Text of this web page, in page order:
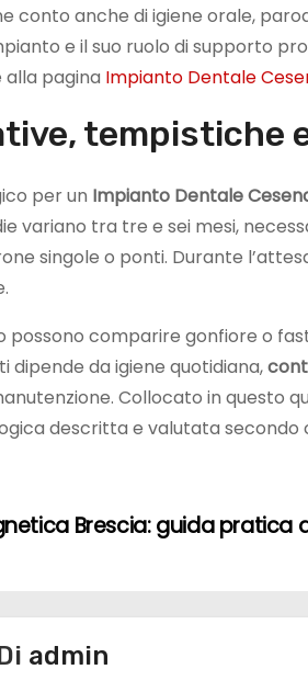
conto anche di igiene orale,
e il suo ruolo di supporto
pagina Impianto Dentale
tempistiche
per un Impianto Dentale
variano tra tre e sei mesi,
singole o ponti. Durante
comparire gonfiore o
dipende da igiene quotidiana,
Collocato in questo
descritta e valutata secondo
Brescia: guida pratica
admin